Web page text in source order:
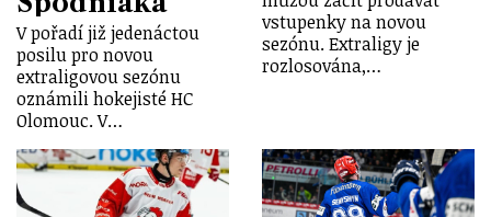
V pořadí již jedenáctou
posilu pro novou
extraligovou sezónu
oznámili hokejisté HC
Olomouc. V…
vstupenky na novou
sezónu. Extraligy je
rozlosována,…